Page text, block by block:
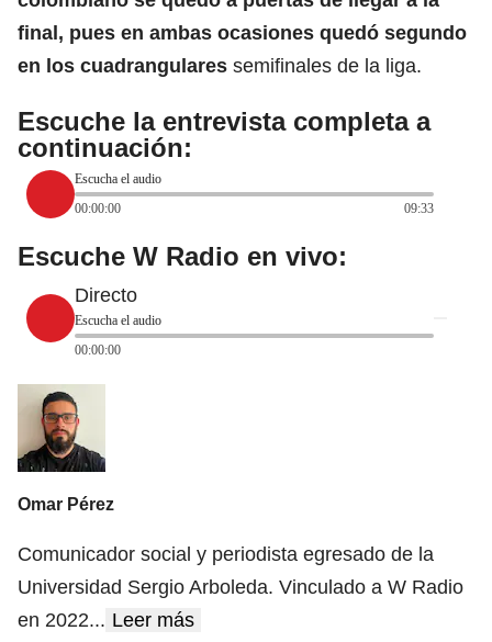
final, pues en ambas ocasiones quedó segundo
en los cuadrangulares semifinales de la liga.
Escuche la entrevista completa a
continuación:
Escucha el audio
00:00:00
09:33
Escuche W Radio en vivo:
Directo
Escucha el audio
00:00:00
Omar Pérez
Comunicador social y periodista egresado de la
Universidad Sergio Arboleda. Vinculado a W Radio
en 2022... Leer más